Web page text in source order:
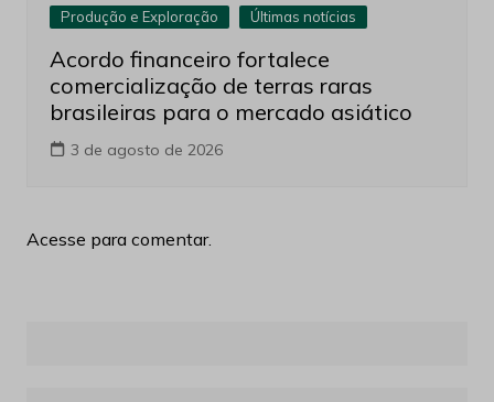
Produção e Exploração Últimas notícias
Acordo financeiro fortalece
comercialização de terras raras
brasileiras para o mercado asiático
3 de agosto de 2026
Acesse para comentar.